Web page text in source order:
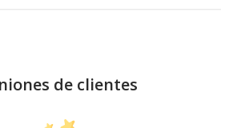
de clientes